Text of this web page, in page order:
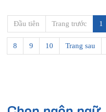
Đầu tiên Trang trước 1
8 9 10 Trang sau